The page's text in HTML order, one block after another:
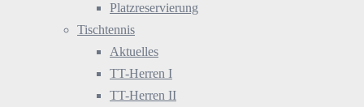
Platzreservierung
Tischtennis
Aktuelles
TT-Herren I
TT-Herren II